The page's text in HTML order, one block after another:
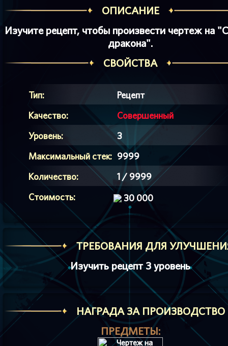
ОПИСАНИЕ
Изучите рецепт, чтобы произвести чертеж на
дракона".
СВОЙСТВА
Тип:
Рецепт
Качество:
Совершенный
Уровень:
3
Максимальный стек: 9999
Количество:
1 / 9999
Стоимость:
30 000
ТРЕБОВАНИЯ ДЛЯ
Изучить рецепт 3 уровень
HАГРАДА ЗА ПРОИЗВОДСТВО
ПРЕДМЕТЫ: